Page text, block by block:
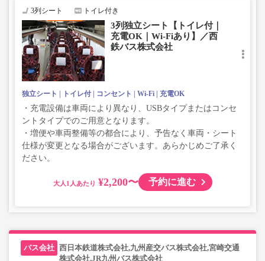
3列シート トイレ付き
3列独立シート【トイレ付｜
充電OK｜Wi-Fiあり】／西
鉄バス株式会社
独立シート トイレ付 コンセント Wi-Fi 充電OK
・充電設備は車両により異なり、USBタイプまたはコンセ
ントタイプでのご用意となります。
・増便や車両整備等の都合により、予告なく車両・シート
仕様が変更となる場合がございます。あらかじめご了承く
ださい。
大人 ¥2,200〜 予約に進む
西日本鉄道株式会社,九州産交バス株式会社,宮崎交通
株式会社,JR九州バス株式会社